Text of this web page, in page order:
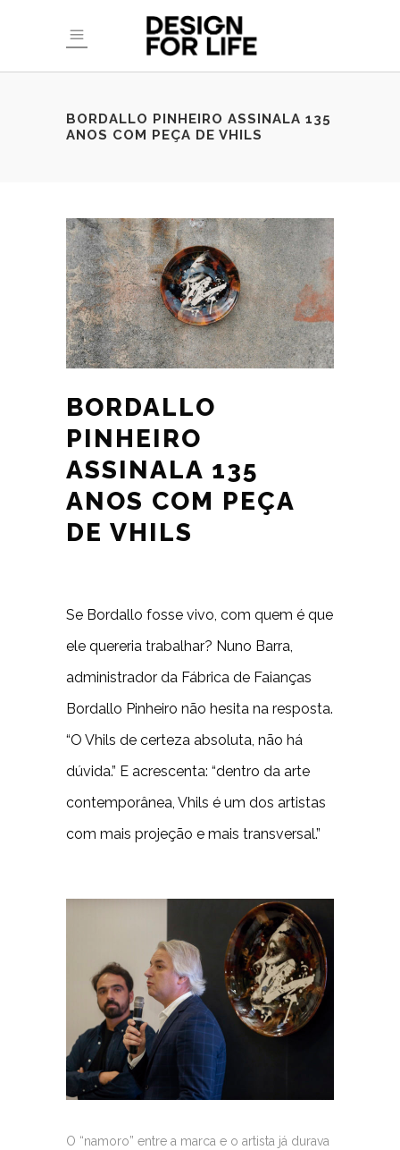
BORDALLO PINHEIRO ASSINALA 135
ANOS COM PEÇA DE VHILS
BORDALLO
PINHEIRO
ASSINALA 135
ANOS COM PEÇA
DE VHILS
Se Bordallo fosse vivo, com quem é que
ele quereria trabalhar? Nuno Barra,
administrador da Fábrica de Faianças
Bordallo Pinheiro não hesita na resposta.
“O Vhils de certeza absoluta, não há
dúvida.” E acrescenta: “dentro da arte
contemporânea, Vhils é um dos artistas
com mais projeção e mais transversal.”
O “namoro” entre a marca e o artista já durava